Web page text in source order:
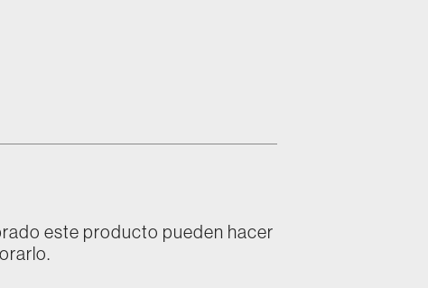
este producto pueden hacer